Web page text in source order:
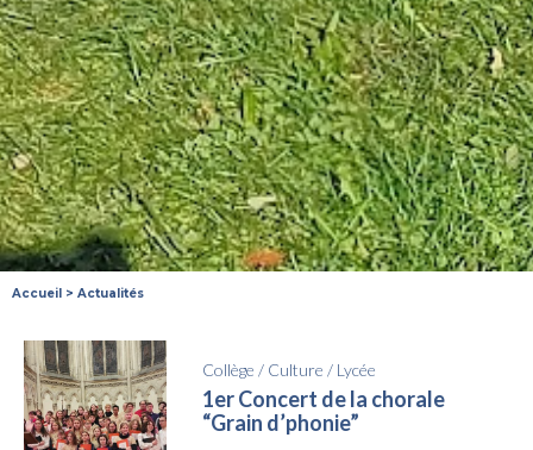
Accueil > Actualités
Collège / Culture / Lycée
1er Concert de la chorale
“Grain d’phonie”